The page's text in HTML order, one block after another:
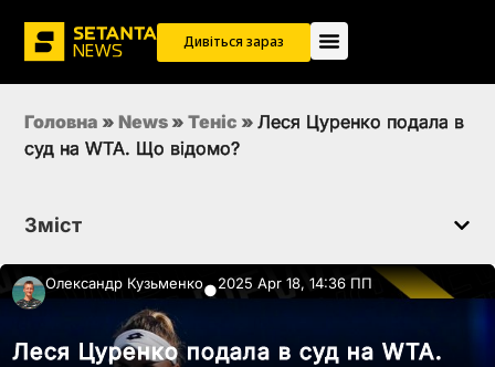
Дивіться зараз
Головна » News » Теніс » Леся Цуренко подала в
суд на WTA. Що відомо?
Зміст
Олександр Кузьменко●2025 Apr 18, 14:36 ПП
Леся Цуренко подала в суд на WTA.